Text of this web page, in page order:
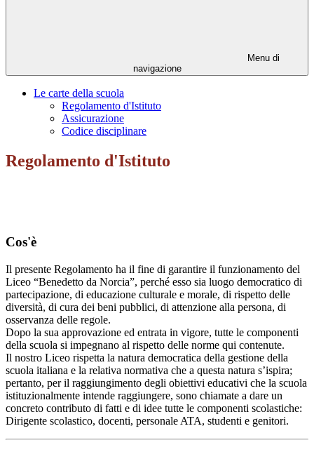
Menu di
navigazione
Le carte della scuola
Regolamento d'Istituto
Assicurazione
Codice disciplinare
Regolamento d'Istituto
Cos'è
Il presente Regolamento ha il fine di garantire il funzionamento del
Liceo “Benedetto da Norcia”, perché esso sia luogo democratico di
partecipazione, di educazione culturale e morale, di rispetto delle
diversità, di cura dei beni pubblici, di attenzione alla persona, di
osservanza delle regole.
Dopo la sua approvazione ed entrata in vigore, tutte le componenti
della scuola si impegnano al rispetto delle norme qui contenute.
Il nostro Liceo rispetta la natura democratica della gestione della
scuola italiana e la relativa normativa che a questa natura s’ispira;
pertanto, per il raggiungimento degli obiettivi educativi che la scuola
istituzionalmente intende raggiungere, sono chiamate a dare un
concreto contributo di fatti e di idee tutte le componenti scolastiche:
Dirigente scolastico, docenti, personale ATA, studenti e genitori.